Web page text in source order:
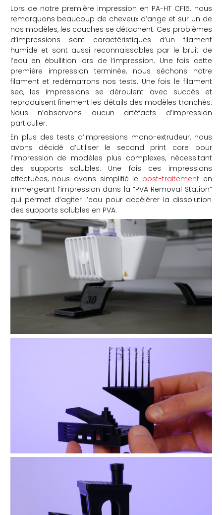
Lors de notre première impression en PA-HT CF15, nous
remarquons beaucoup de cheveux d’ange et sur un de
nos modèles, les couches se détachent. Ces problèmes
d’impressions sont caractéristiques d’un filament
humide et sont aussi reconnaissables par le bruit de
l’eau en ébullition lors de l’impression. Une fois cette
première impression terminée, nous séchons notre
filament et redémarrons nos tests. Une fois le filament
sec, les impressions se déroulent avec succès et
reproduisent finement les détails des modèles tranchés.
Nous n’observons aucun artéfacts d’impression
particulier.
En plus des tests d’impressions mono-extrudeur, nous
avons décidé d’utiliser le second print core pour
l’impression de modèles plus complexes, nécessitant
des supports solubles. Une fois ces impressions
effectuées, nous avons simplifié le post-traitement en
immergeant l’impression dans la “PVA Removal Station”
qui permet d’agiter l’eau pour accélérer la dissolution
des supports solubles en PVA.